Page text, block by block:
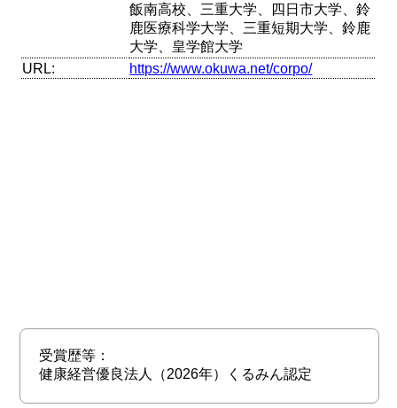
飯南高校、三重大学、四日市大学、鈴
鹿医療科学大学、三重短期大学、鈴鹿
大学、皇学館大学
URL:
https://www.okuwa.net/corpo/
受賞歴等：
健康経営優良法人（2026年）くるみん認定